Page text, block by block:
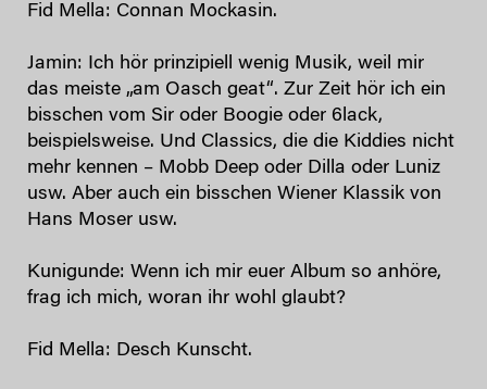
Fid Mella: Connan Mockasin.
Jamin: Ich hör prinzipiell wenig Musik, weil mir
das meiste „am Oasch geat“. Zur Zeit hör ich ein
bisschen vom Sir oder Boogie oder 6lack,
beispielsweise. Und Classics, die die Kiddies nicht
mehr kennen – Mobb Deep oder Dilla oder Luniz
usw. Aber auch ein bisschen Wiener Klassik von
Hans Moser usw.
Kunigunde: Wenn ich mir euer Album so anhöre,
frag ich mich, woran ihr wohl glaubt?
Fid Mella: Desch Kunscht.